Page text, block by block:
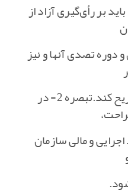
باید بر رأی‌گیری آزاد از
دوره تصدی آنها و نیز
گونه تغییر و تاثیرگذاری تصریح کند.تبصره 2- در
و مالی سازمان